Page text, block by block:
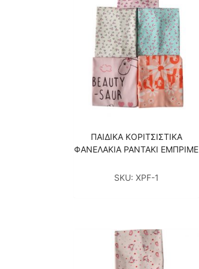
ΠΑΙΔΙΚΑ ΚΟΡΙΤΣΙΣΤΙΚΑ
ΦΑΝΕΛΑΚΙΑ ΡΑΝΤΑΚΙ ΕΜΠΡΙΜΕ
SKU: XPF-1